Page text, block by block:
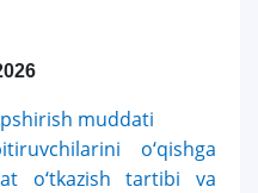
muddati
o‘qishga
o‘tkazish tartibi va
6. Elektron ariza (16)
8. Bakalavriat kvotasi (3)